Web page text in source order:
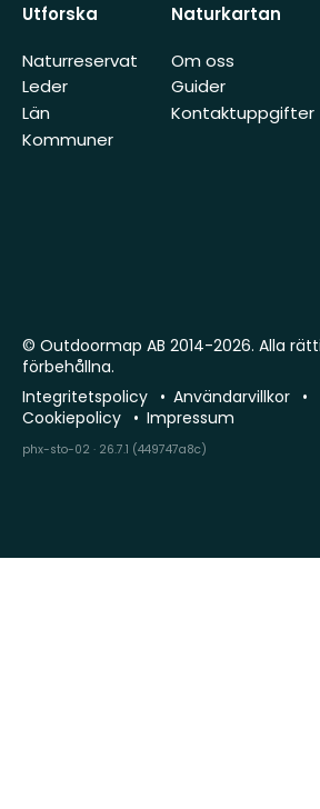
Utforska
Naturreservat
Leder
Län
Kommuner
Naturkartan
Om oss
Guider
Kontaktuppgifter
© Outdoormap AB 2014-2026. Alla
förbehållna.
Integritetspolicy
Användarvillkor
Cookiepolicy
Impressum
phx-sto-02 · 26.7.1 (449747a8c)